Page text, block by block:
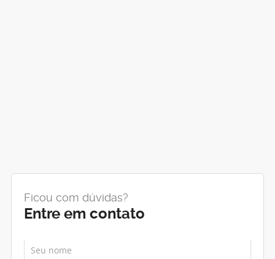
Ficou com dúvidas?
Entre em contato